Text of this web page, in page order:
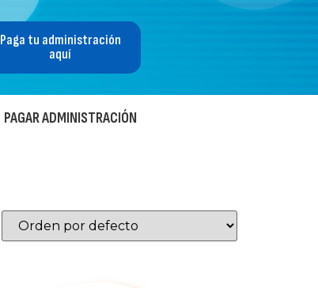
Paga tu administración
aquí
PAGAR ADMINISTRACIÓN